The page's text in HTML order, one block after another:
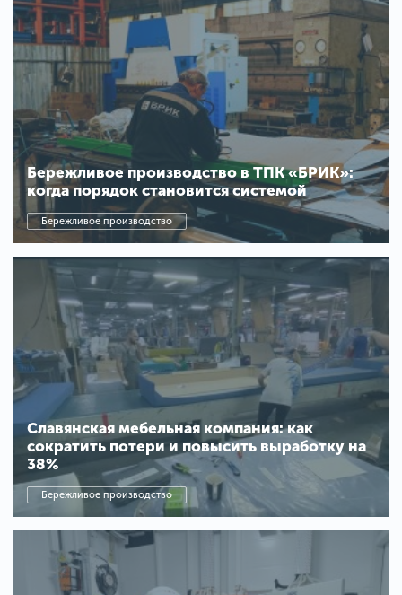
Бережливое производство в ТПК «БРИК»:
когда порядок становится системой
Бережливое производство
Славянская мебельная компания: как
сократить потери и повысить выработку на
38%
Бережливое производство